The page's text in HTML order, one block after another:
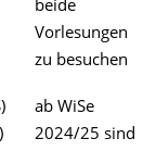
beide
Vorlesungen
zu besuchen
ab WiSe
2024/25 sind